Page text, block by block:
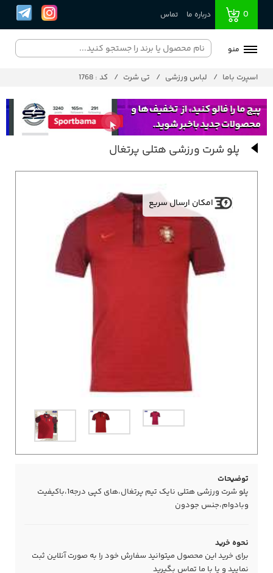
0 درباره ما تماس
منو
اسپرت باما لباس ورزشی تی شرت کد : 1768
پلو شرت ورزشی هتلی پرتغال
امکان ارسال سریع
توضیحات
پلو شرت ورزشی هتلی نایک تیم پرتغال،های کپی درجه1،باکیفیت
وبادوام،جنس جودون
نحوه خرید
برای خرید این محصول میتوانید سفارش خود را به صورت آنلاین ثبت
نمایید و یا با ما تماس بگیرید